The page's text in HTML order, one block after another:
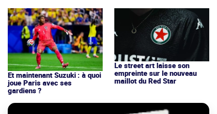
Et maintenant Suzuki : à quoi
joue Paris avec ses
gardiens ?
Le street art laisse son
empreinte sur le nouveau
maillot du Red Star